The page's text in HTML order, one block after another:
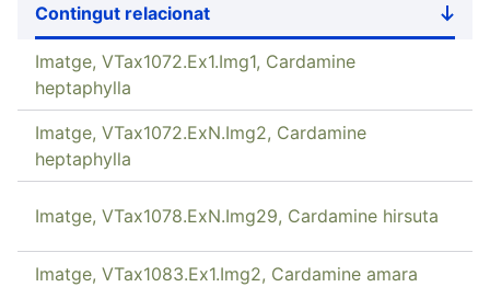
Contingut relacionat
Sort
Imatge, VTax1072.Ex1.Img1, Cardamine
heptaphylla
Imatge, VTax1072.ExN.Img2, Cardamine
heptaphylla
Imatge, VTax1078.ExN.Img29, Cardamine hirsuta
Imatge, VTax1083.Ex1.Img2, Cardamine amara